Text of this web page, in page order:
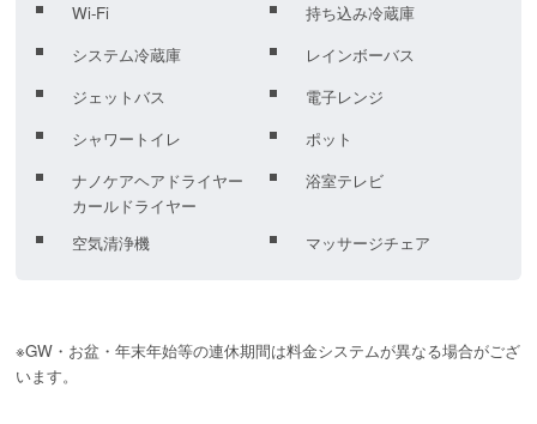
Wi-Fi
持ち込み冷蔵庫
システム冷蔵庫
レインボーバス
ジェットバス
電子レンジ
シャワートイレ
ポット
ナノケアヘアドライヤー
カールドライヤー
浴室テレビ
空気清浄機 マッサージチェア
※GW・お盆・年末年始等の連休期間は料金システムが異なる場合がござ
います。